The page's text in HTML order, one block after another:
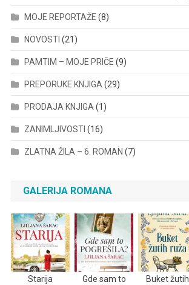
MOJE REPORTAŽE (8)
NOVOSTI (21)
PAMTIM – MOJE PRIČE (9)
PREPORUKE KNJIGA (29)
PRODAJA KNJIGA (1)
ZANIMLJIVOSTI (16)
ZLATNA ŽILA – 6. ROMAN (7)
GALERIJA ROMANA
Starija
Gde sam to
Buket žutih